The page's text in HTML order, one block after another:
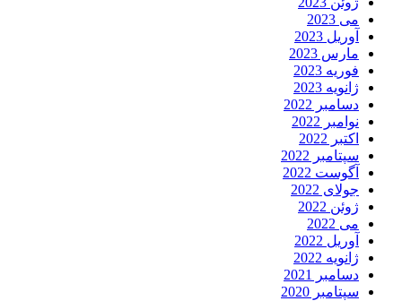
می 2023
آوریل 2023
مارس 2023
فوریه 2023
ژانویه 2023
دسامبر 2022
نوامبر 2022
اکتبر 2022
سپتامبر 2022
آگوست 2022
جولای 2022
ژوئن 2022
می 2022
آوریل 2022
ژانویه 2022
دسامبر 2021
سپتامبر 2020